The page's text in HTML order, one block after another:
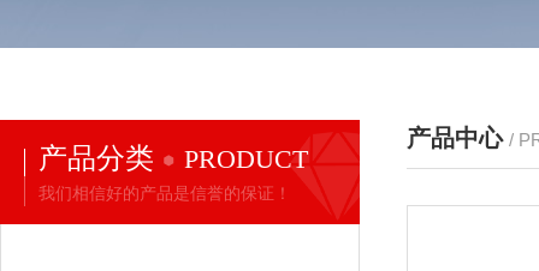
产品分类 PRODUCT
我们相信好的产品是信誉的保证！
产品中心 /